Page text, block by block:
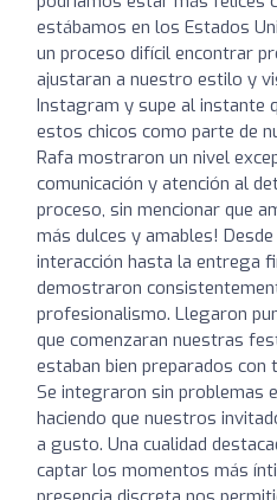
estábamos en los Estados
un proceso difícil encontrar
ajustaran a nuestro estilo y
Instagram y supe al instante
estos chicos como parte de
Rafa mostraron un nivel
comunicación y atención al
proceso, sin mencionar que
más dulces y amables!
interacción hasta la entrega
demostraron
profesionalismo. Llegaron
que comenzaran nuestras
estaban bien preparados con
Se integraron sin problemas
haciendo que nuestros
a gusto. Una cualidad
captar los momentos más